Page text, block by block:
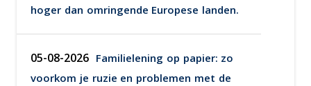
hoger dan omringende Europese landen.
05-08-2026 Familielening op papier: zo
voorkom je ruzie en problemen met de